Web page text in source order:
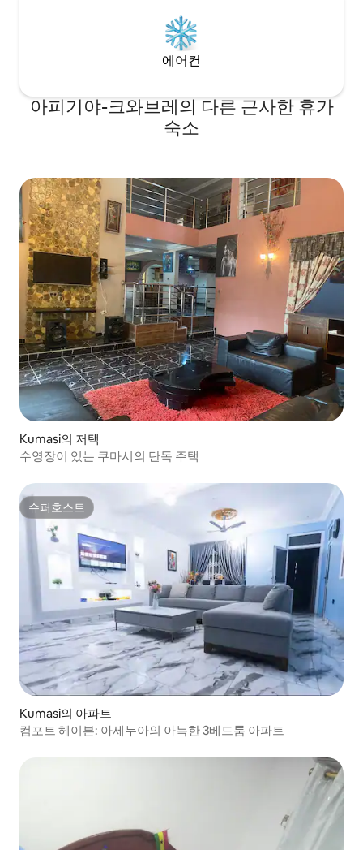
에어컨
아피기야-크와브레의 다른 근사한 휴가
숙소
Kumasi의 저택
수영장이 있는 쿠마시의 단독 주택
슈퍼호스트
슈퍼호스트
Kumasi의 아파트
컴포트 헤이븐: 아세누아의 아늑한 3베드룸 아파트